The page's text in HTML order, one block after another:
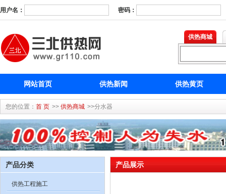
用户名： 密码：
供热商城
网站首页 供热新闻 供热黄页
您的位置： 首 页 >> 供热商城 >>分水器
产品分类
供热工程施工
产品展示